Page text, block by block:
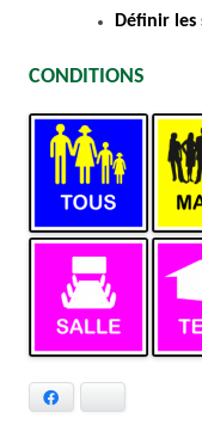
Définir
CONDITIONS